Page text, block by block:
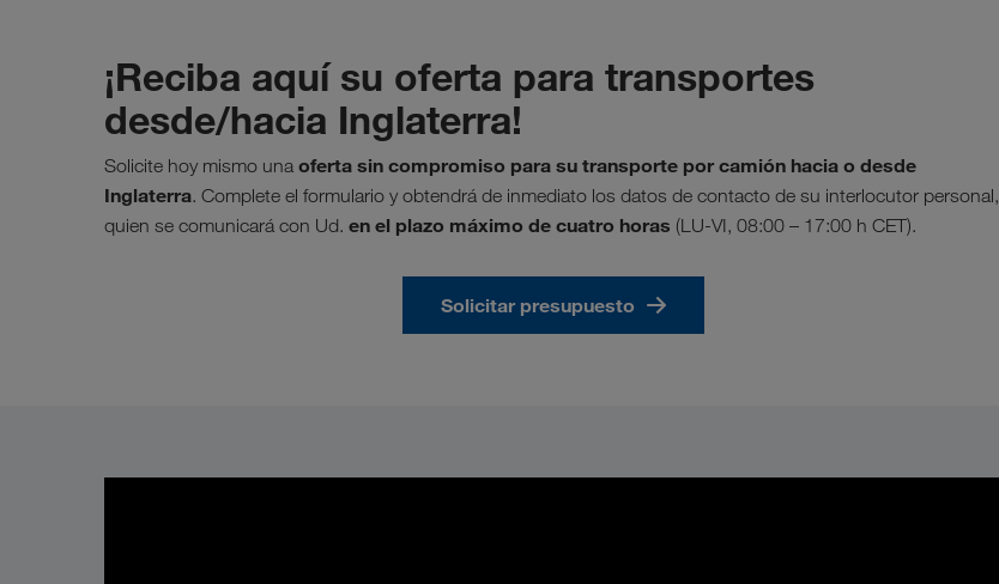
¡Reciba aquí su oferta para transportes
desde/hacia Inglaterra!
Solicite hoy mismo una oferta sin compromiso para su transporte por camión hacia o desde
Inglaterra. Complete el formulario y obtendrá de inmediato los datos de contacto de su interlocutor personal,
quien se comunicará con Ud. en el plazo máximo de cuatro horas (LU-VI, 08:00 – 17:00 h CET).
Solicitar presupuesto